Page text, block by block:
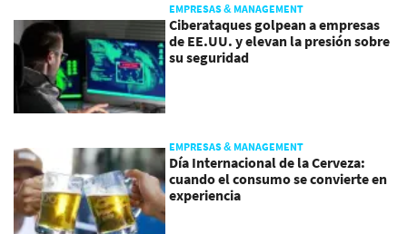
EMPRESAS & MANAGEMENT
Ciberataques golpean a empresas
de EE.UU. y elevan la presión sobre
su seguridad
EMPRESAS & MANAGEMENT
Día Internacional de la Cerveza:
cuando el consumo se convierte en
experiencia